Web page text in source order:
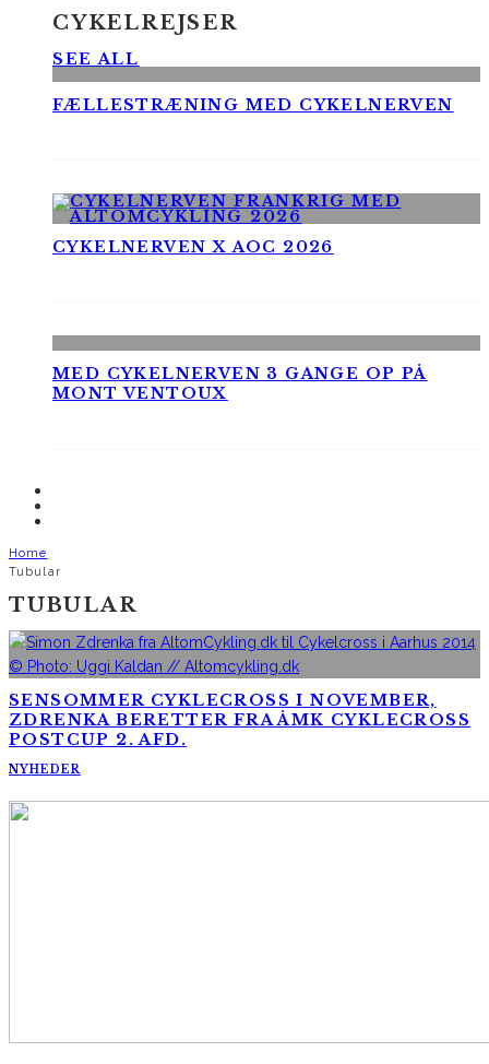
CYKELREJSER
SEE ALL
FÆLLESTRÆNING MED CYKELNERVEN
CYKELNERVEN X AOC 2026
MED CYKELNERVEN 3 GANGE OP PÅ
MONT VENTOUX
Home
Tubular
TUBULAR
SENSOMMER CYKLECROSS I NOVEMBER,
ZDRENKA BERETTER FRA ÅMK CYKLECROSS
POSTCUP 2. AFD.
NYHEDER